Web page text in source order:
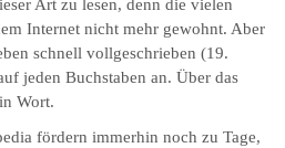
Art zu lesen, denn die vielen
Internet nicht mehr gewohnt. Aber
schnell vollgeschrieben (19.
jeden Buchstaben an. Über das
Wort.
fördern immerhin noch zu Tage,